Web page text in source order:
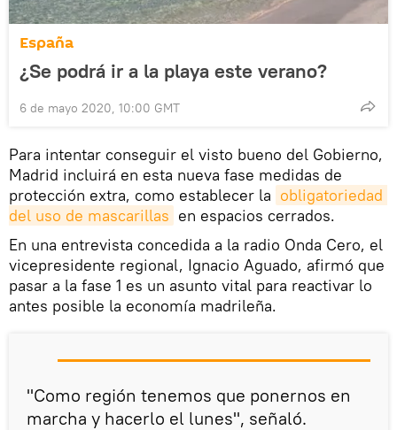
España
¿Se podrá ir a la playa este verano?
6 de mayo 2020, 10:00 GMT
Para intentar conseguir el visto bueno del Gobierno,
Madrid incluirá en esta nueva fase medidas de
protección extra, como establecer la obligatoriedad
del uso de mascarillas en espacios cerrados.
En una entrevista concedida a la radio Onda Cero, el
vicepresidente regional, Ignacio Aguado, afirmó que
pasar a la fase 1 es un asunto vital para reactivar lo
antes posible la economía madrileña.
"Como región tenemos que ponernos en
marcha y hacerlo el lunes", señaló.